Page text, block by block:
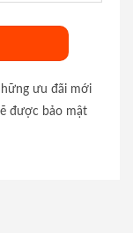
ưu đãi mới
được bảo mật